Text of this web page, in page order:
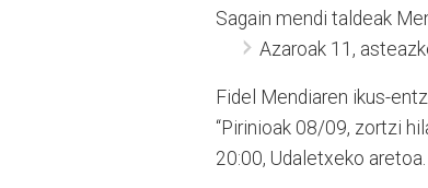
Sagain mendi taldeak
Azaroak 11,
Fidel Mendiaren ikus-
“Pirinioak 08/09, zortzi
20:00, Udaletxeko aretoa.